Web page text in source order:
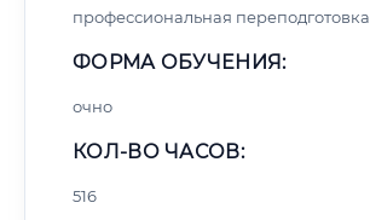
профессиональная переподготовка
ФОРМА ОБУЧЕНИЯ:
очно
КОЛ-ВО ЧАСОВ:
516